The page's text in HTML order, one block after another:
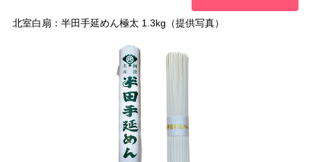
北室白扇：半田手延めん極太 1.3kg（提供写真）